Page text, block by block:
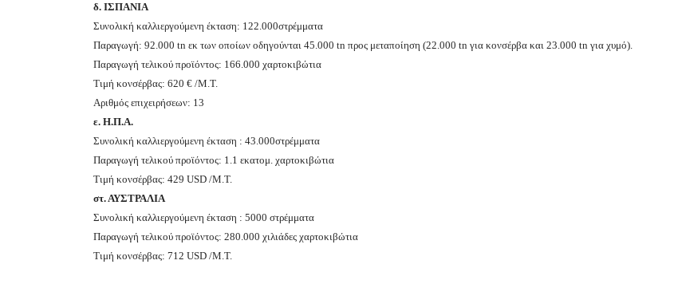
δ. ΙΣΠΑΝΙΑ
Συνολική καλλιεργούμενη έκταση: 122.000στρέμματα
Παραγωγή: 92.000 tn εκ των οποίων οδηγούνται 45.000 tn προς μεταποίηση (22.000 tn για κονσέρβα και 23.000 tn για χυμό).
Παραγωγή τελικού προϊόντος: 166.000 χαρτοκιβώτια
Τιμή κονσέρβας: 620 € /Μ.Τ.
Αριθμός επιχειρήσεων: 13
ε. Η.Π.Α.
Συνολική καλλιεργούμενη έκταση : 43.000στρέμματα
Παραγωγή τελικού προϊόντος: 1.1 εκατομ. χαρτοκιβώτια
Τιμή κονσέρβας: 429 USD /Μ.Τ.
στ. ΑΥΣΤΡΑΛΙΑ
Συνολική καλλιεργούμενη έκταση : 5000 στρέμματα
Παραγωγή τελικού προϊόντος: 280.000 χιλιάδες χαρτοκιβώτια
Τιμή κονσέρβας: 712 USD /Μ.Τ.